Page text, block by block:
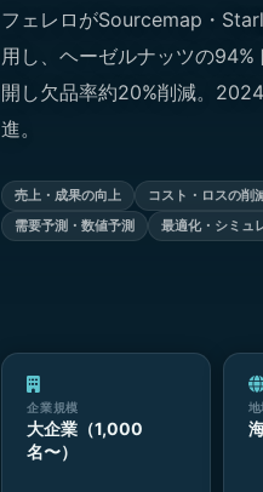
フェレロがSourcemap・
用し、ヘーゼルナッツの
開し欠品率約20%削減。
進。
売上・成果の向上 コスト・ロスの削
需要予測・数値予測
最適化・シミュ
企業規模
大企業（1,000
名〜）
地